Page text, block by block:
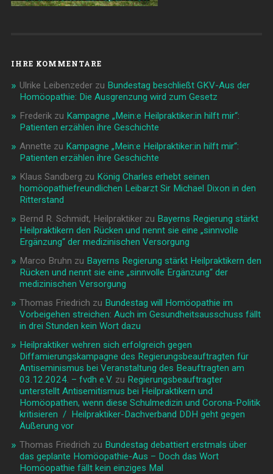
IHRE KOMMENTARE
Ulrike Leibenzederzu Bundestag beschließt GKV-Aus der
Homöopathie: Die Ausgrenzung wird zum Gesetz
Frederikzu Kampagne „Mein:e Heilpraktiker:in hilft mir“:
Patienten erzählen ihre Geschichte
Annette zu Kampagne „Mein:e Heilpraktiker:in hilft mir“:
Patienten erzählen ihre Geschichte
Klaus Sandberg zu König Charles erhebt seinen
homöopathiefreundlichen Leibarzt Sir Michael Dixon in den
Ritterstand
Bernd R. Schmidt, Heilpraktikerzu Bayerns Regierung stärkt
Heilpraktikern den Rücken und nennt sie eine „sinnvolle
Ergänzung“ der medizinischen Versorgung
Marco Bruhn zu Bayerns Regierung stärkt Heilpraktikern den
Rücken und nennt sie eine „sinnvolle Ergänzung“ der
medizinischen Versorgung
Thomas Friedrich zu Bundestag will Homöopathie im
Vorbeigehen streichen: Auch im Gesundheitsausschuss fällt
in drei Stunden kein Wort dazu
Heilpraktiker wehren sich erfolgreich gegen
Diffamierungskampagne des Regierungsbeauftragten für
Antiseminismus bei Veranstaltung des Beauftragten am
03.12.2024. – fvdh e.V. zu Regierungsbeauftragter
unterstellt Antisemitismus bei Heilpraktikern und
Homöopathen, wenn diese Schulmedizin und Corona-Politik
kritisieren / Heilpraktiker-Dachverband DDH geht gegen
Äußerung vor
Thomas Friedrich zu Bundestag debattiert erstmals über
das geplante Homöopathie-Aus – Doch das Wort
Homöopathie fällt kein einziges Mal